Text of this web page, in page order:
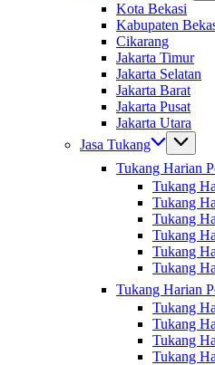
Kota Bekasi
Kabupaten
Cikarang
Jakarta Timur
Jakarta Selatan
Jakarta Barat
Jakarta Pusat
Jakarta Utara
Jasa Tukang
Tukang Harian
Tukang
Tukang
Tukang
Tukang
Tukang
Tukang
Tukang Harian
Tukang
Tukang
Tukang
Tukang